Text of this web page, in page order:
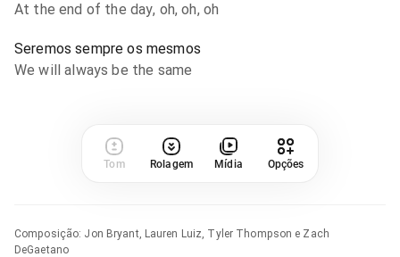
At the end of the day, oh, oh, oh
Seremos sempre os mesmos
We will always be the same
Tom Rolagem Mídia Opções
Composição: Jon Bryant, Lauren Luiz, Tyler Thompson e Zach
DeGaetano